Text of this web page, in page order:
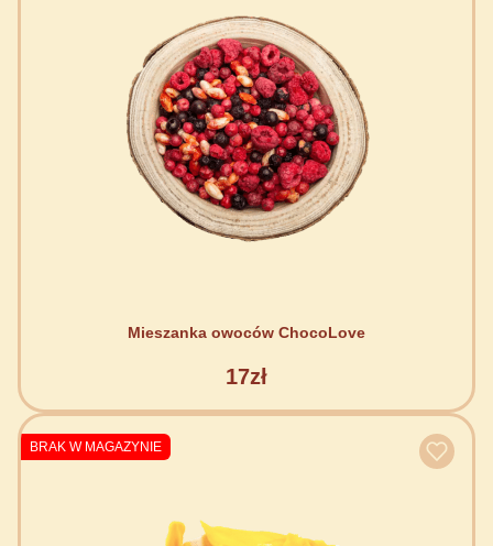
Mieszanka owoców ChocoLove
17zł
BRAK W MAGAZYNIE